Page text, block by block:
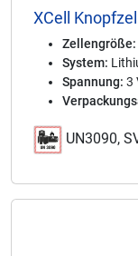
XCell
Zellengröße:
System:
Spannung: 3
UN3090,